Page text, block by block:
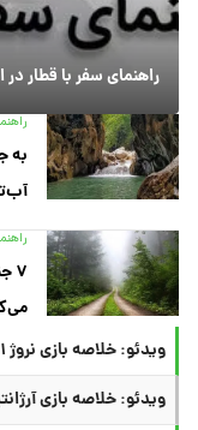
راهنمای سفر با قطار
به
ویدئو: خلاصه بازی نروژ ۱ - انگلیس ۲
ویدئو: خلاصه بازی آرژانتین ۳ -